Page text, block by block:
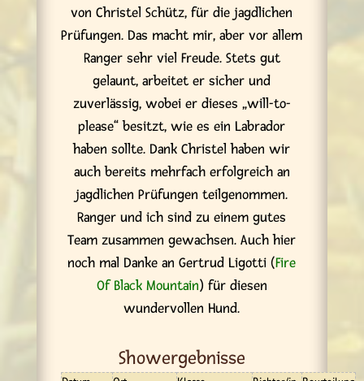
von Christel Schütz, für die jagdlichen
Prüfungen. Das macht mir, aber vor allem
Ranger sehr viel Freude. Stets gut
gelaunt, arbeitet er sicher und
zuverlässig, wobei er dieses „will-to-
please“ besitzt, wie es ein Labrador
haben sollte. Dank Christel haben wir
auch bereits mehrfach erfolgreich an
jagdlichen Prüfungen teilgenommen.
Ranger und ich sind zu einem gutes
Team zusammen gewachsen. Auch hier
noch mal Danke an Gertrud Ligotti (Fire
Of Black Mountain) für diesen
wundervollen Hund.
Showergebnisse